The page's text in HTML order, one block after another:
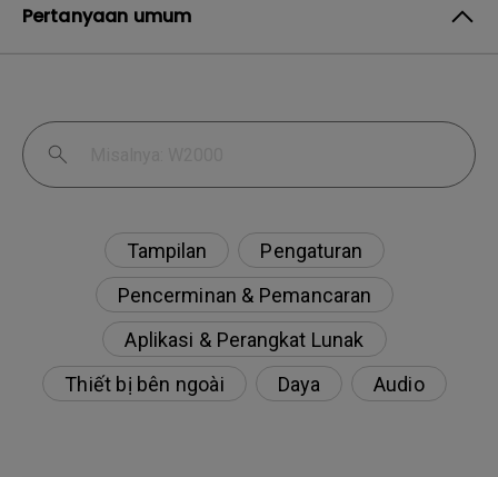
Pertanyaan umum
Tampilan
Pengaturan
Pencerminan & Pemancaran
Aplikasi & Perangkat Lunak
Thiết bị bên ngoài
Daya Audio